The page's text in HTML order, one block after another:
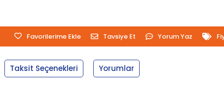
Favorilerime Ekle Tavsiye Et Yorum Yaz
Taksit Seçenekleri Yorumlar